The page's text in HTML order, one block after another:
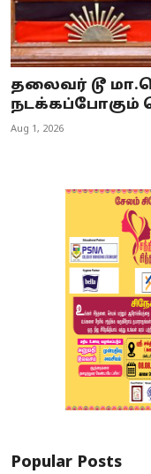
தலைவர் டூ
நடக்கப்போகும்
Aug 1, 2026
Popular Posts